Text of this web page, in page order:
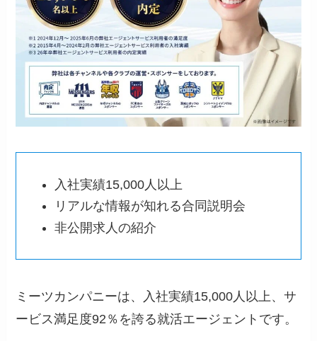
入社実績15,000人以上
リアルな情報が知れる合同説明会
非公開求人の紹介
ミーツカンパニーは、入社実績15,000人以上、サ
ービス満足度92％を誇る就活エージェントです。